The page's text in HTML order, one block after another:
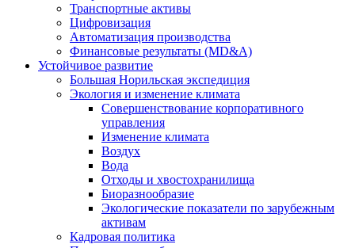
Транспортные активы
Цифровизация
Автоматизация производства
Финансовые результаты (MD&A)
Устойчивое развитие
Большая Норильская экспедиция
Экология и изменение климата
Совершенствование корпоративного
управления
Изменение климата
Воздух
Вода
Отходы и хвостохранилища
Биоразнообразие
Экологические показатели по зарубежным
активам
Кадровая политика